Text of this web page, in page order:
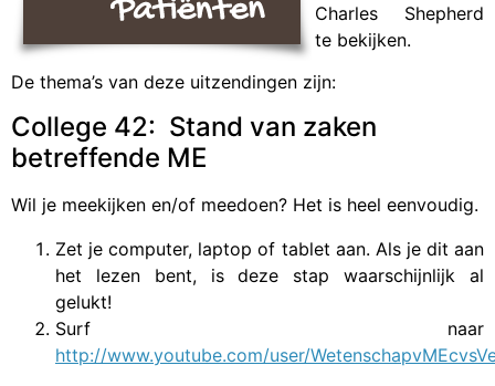
Charles Shepherd
te bekijken.
De thema’s van deze uitzendingen zijn:
College 42: Stand van zaken
betreffende ME
Wil je meekijken en/of meedoen? Het is heel eenvoudig.
Zet je computer, laptop of tablet aan. Als je dit aan
het lezen bent, is deze stap waarschijnlijk al
gelukt!
Surf naar
http://www.youtube.com/user/